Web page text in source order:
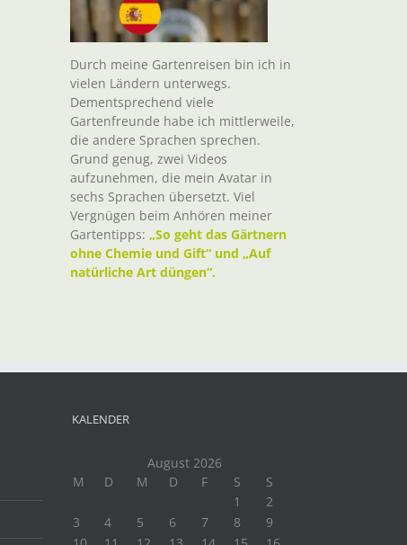
Durch meine Gartenreisen bin ich in
vielen Ländern unterwegs.
Dementsprechend viele
Gartenfreunde habe ich mittlerweile,
die andere Sprachen sprechen.
Grund genug, zwei Videos
aufzunehmen, die mein Avatar in
sechs Sprachen übersetzt. Viel
Vergnügen beim Anhören meiner
Gartentipps: „So geht das Gärtnern
ohne Chemie und Gift“ und „Auf
natürliche Art düngen“.
KALENDER
August 2026
M
D M D F S
S
1
2
3
4 5 6 7 8
9